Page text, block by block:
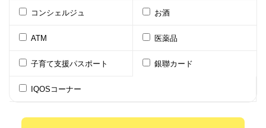
コンシェルジュ お酒
ATM 医薬品
子育て支援パスポート 銀聯カード
IQOSコーナー